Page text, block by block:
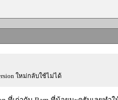
ใหม่กลับใช้ไม่ได้